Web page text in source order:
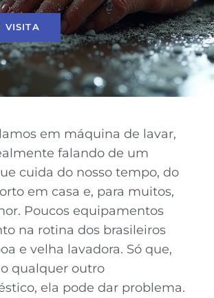
VISITA
em máquina de lavar,
falando de um
cuida do nosso tempo, do
em casa e, para muitos,
Poucos equipamentos
na rotina dos brasileiros
e velha lavadora. Só que,
qualquer outro
ela pode dar problema.